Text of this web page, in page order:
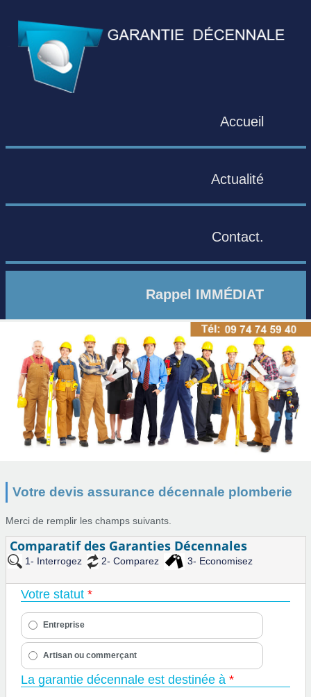
Accueil
Actualité
Contact.
Rappel IMMÉDIAT
Votre devis assurance décennale plomberie
Merci de remplir les champs suivants.
Comparatif des Garanties Décennales
1- Interrogez 2- Comparez 3- Economisez
Votre statut *
Entreprise
Artisan ou commerçant
La garantie décennale est destinée à *